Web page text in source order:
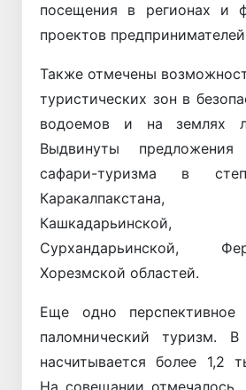
посещения в регионах и
проектов
Также отмечены
туристических зон в
водоемов и на землях
Выдвинуты
сафари-туризма в
Каракалпакстана,
Кашкадарьинской,
Сурхандарьинской,
Хорезмской областей.
Еще одно перспективное
паломнический туризм.
насчитывается более 1,2
На совещании отмечалось,